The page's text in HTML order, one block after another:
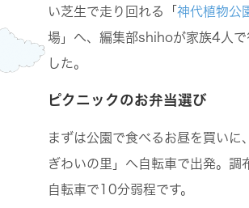
い芝生で走り回れる「 神代植物公
場」へ、編集部shihoが家族4人で
した。
ピクニックのお弁当選び
まずは公園で食べるお昼を買いに
ぎわいの里」へ自転車で出発。調
自転車で10分弱程です。